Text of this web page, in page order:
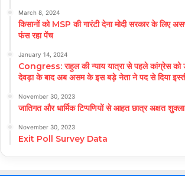
March 8, 2024
किसानों को MSP की गारंटी देना मोदी सरकार के लिए
फंस रहा पेंच
January 14, 2024
Congress: राहुल की न्याय यात्रा से पहले कांग्रेस को
देवड़ा के बाद अब असम के इस बड़े नेता ने पद से दिया
November 30, 2023
जातिगत और धार्मिक टिप्पणियों से आहत छात्र अक्षत
November 30, 2023
Exit Poll Survey Data